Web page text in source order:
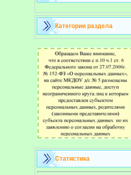
Категории раздела
Статистика